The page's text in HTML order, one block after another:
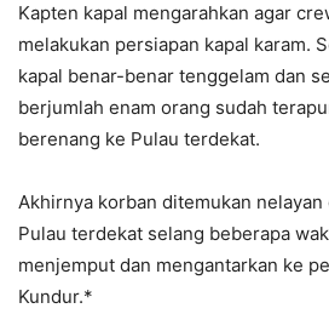
Kapten kapal mengarahkan agar
melakukan persiapan kapal karam.
kapal benar-benar tenggelam dan
berjumlah enam orang sudah
berenang ke Pulau terdekat.
Akhirnya korban ditemukan nelayan
Pulau terdekat selang beberapa
menjemput dan mengantarkan ke
Kundur.*